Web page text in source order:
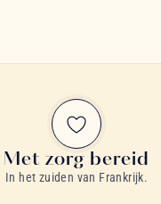
Met zorg bereid
In het zuiden van Frankrijk.